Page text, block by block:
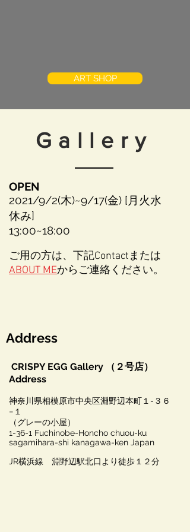
ART SHOP
Gallery
OPEN
2021/9/2(木)~9/17(金) [月火水
休み]
13:00~18:00
ご用の方は、下記Contactまたは
ABOUT MEからご連絡ください。
Address
CRISPY EGG Gallery （２号店）
Address
神奈川県相模原市中央区淵野辺本町１-３６
−１
​（グレーの小屋）
1-36-1 Fuchinobe-Honcho chuou-ku
sagamihara-shi kanagawa-ken Japan
JR横浜線 淵野辺駅北口より徒歩１２分